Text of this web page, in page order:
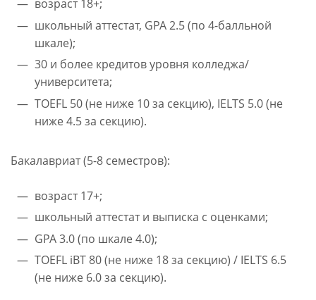
возраст 18+;
школьный аттестат, GPA 2.5 (по 4-балльной
шкале);
30 и более кредитов уровня колледжа/
университета;
TOEFL 50 (не ниже 10 за секцию), IELTS 5.0 (не
ниже 4.5 за секцию).
Бакалавриат (5-8 семестров):
возраст 17+;
школьный аттестат и выписка с оценками;
GPA 3.0 (по шкале 4.0);
TOEFL iBT 80 (не ниже 18 за секцию) / IELTS 6.5
(не ниже 6.0 за секцию).